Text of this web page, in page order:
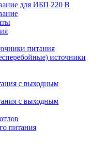
для ИБП 220 В
питания
источники
с выходным
с выходным
питания